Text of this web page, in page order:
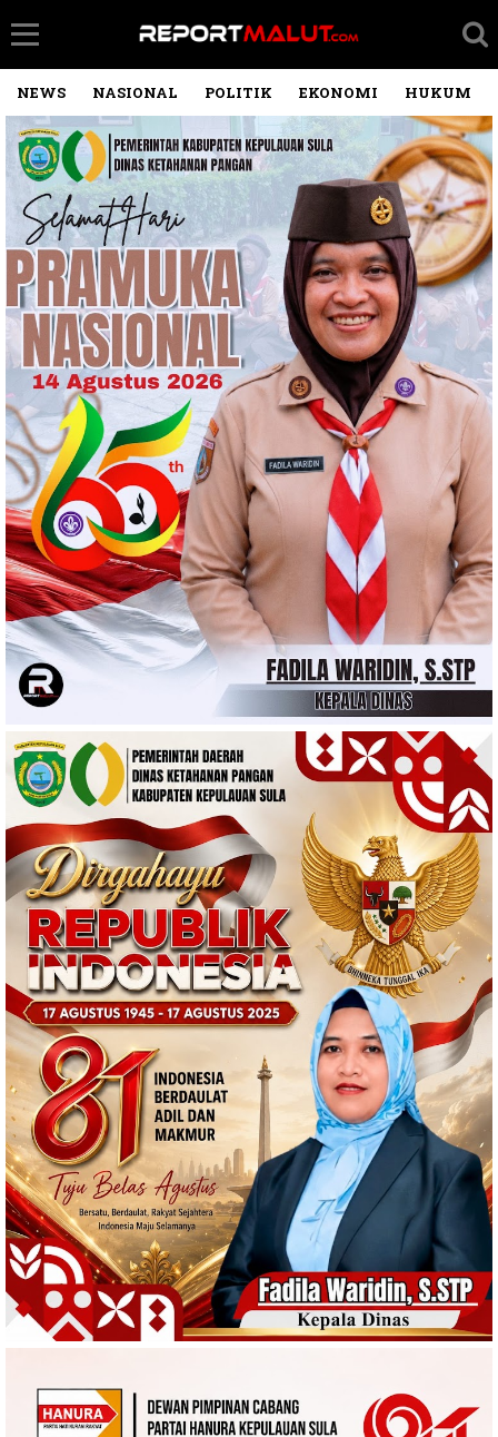
NEWS NASIONAL POLITIK EKONOMI HUKUM